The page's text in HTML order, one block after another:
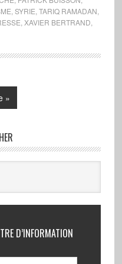
SYRIE TARIQ RAMADAN
XAVIER BERTRAND
»
D’INFORMATION